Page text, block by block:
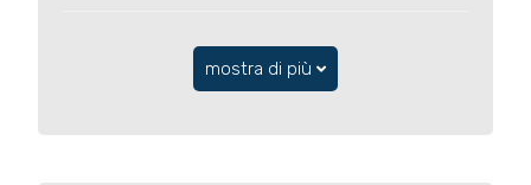
mostra di più